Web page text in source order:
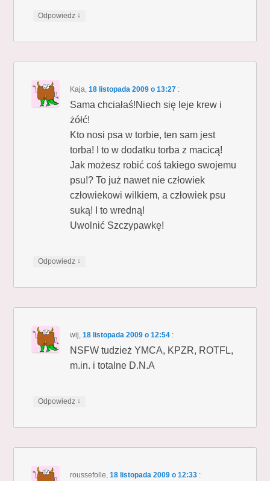
Odpowiedz ↓
Kaja,18 listopada 2009 o 13:27 :
Sama chciałaś!Niech się leje krew i
żółć!
Kto nosi psa w torbie, ten sam jest
torba! I to w dodatku torba z macicą!
Jak możesz robić coś takiego swojemu
psu!? To już nawet nie człowiek
człowiekowi wilkiem, a człowiek psu
suką! I to wredną!
Uwolnić Szczypawkę!
Odpowiedz ↓
wij,18 listopada 2009 o 12:54 :
NSFW tudzież YMCA, KPZR, ROTFL,
m.in. i totalne D.N.A
Odpowiedz ↓
roussefolle,18 listopada 2009 o 12:33 :